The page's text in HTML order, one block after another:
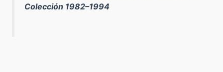
Colección 1982–1994